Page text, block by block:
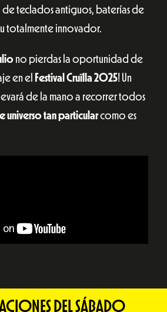
de teclados antiguos, baterías de
totalmente innovador.
no pierdas la oportunidad de
en el Festival Cruïlla 2025! Un
de la mano a recorrer todos
universo tan particularcomo es
DEL SÁBADO